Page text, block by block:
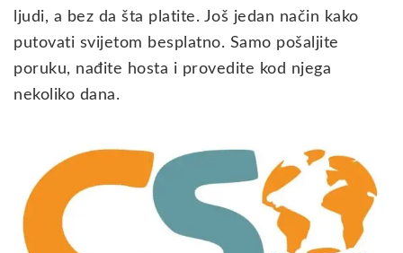
ljudi, a bez da šta platite. Još jedan način kako
putovati svijetom besplatno. Samo pošaljite
poruku, nađite hosta i provedite kod njega
nekoliko dana.